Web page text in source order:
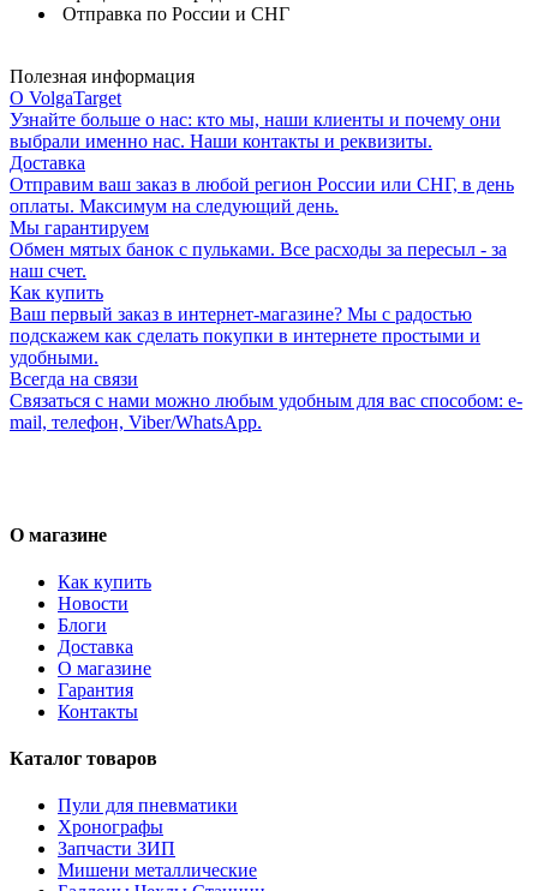
Отправка по России и СНГ
Полезная информация
О VolgaTarget
Узнайте больше о нас: кто мы, наши клиенты и почему они
выбрали именно нас. Наши контакты и реквизиты.
Доставка
Отправим ваш заказ в любой регион России или СНГ, в день
оплаты. Максимум на следующий день.
Мы гарантируем
Обмен мятых банок с пульками. Все расходы за пересыл - за
наш счет.
Как купить
Ваш первый заказ в интернет-магазине? Мы с радостью
подскажем как сделать покупки в интернете простыми и
удобными.
Всегда на связи
Связаться с нами можно любым удобным для вас способом: e-
mail, телефон, Viber/WhatsApp.
О магазине
Как купить
Новости
Блоги
Доставка
О магазине
Гарантия
Контакты
Каталог товаров
Пули для пневматики
Хронографы
Запчасти ЗИП
Мишени металлические